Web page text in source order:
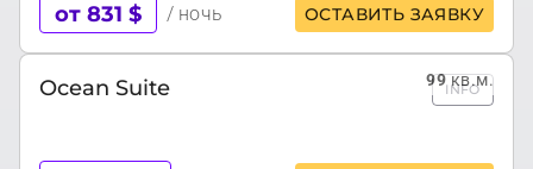
от 831 $ / ночь ОСТАВИТЬ ЗАЯВКУ
99кв.м.
Ocean Suite INFO